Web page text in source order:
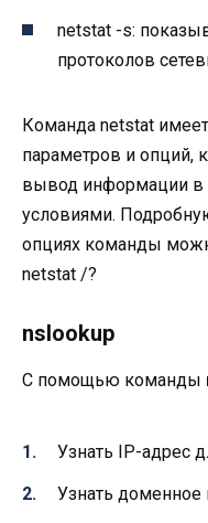
netstat -s:
протоколов
Команда netstat
параметров и опций,
вывод информации в
условиями.
опциях команды
netstat /?
nslookup
С помощью команды
Узнать IP-адрес
Узнать доменное